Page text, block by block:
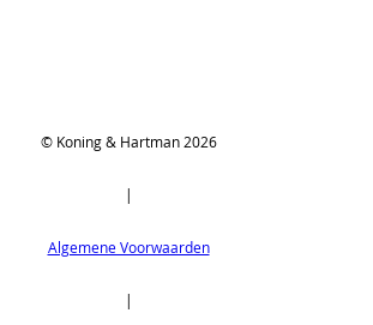
© Koning & Hartman 2026
|
Algemene Voorwaarden
|